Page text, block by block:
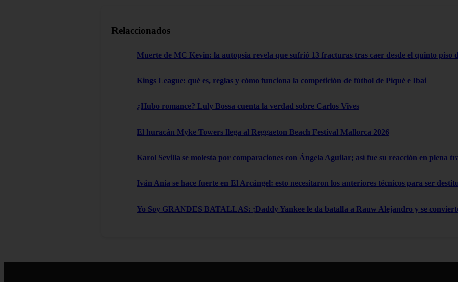
Relaccionados
Muerte de MC Kevin: la autopsia revela que sufrió 13 fracturas tras caer desde el quinto piso
Kings League: qué es, reglas y cómo funciona la competición de fútbol de Piqué e Ibai
¿Hubo romance? Luly Bossa cuenta la verdad sobre Carlos Vives
El huracán Myke Towers llega al Reggaeton Beach Festival Mallorca 2026
Karol Sevilla se molesta por comparaciones con Ángela Aguilar; así fue su reacción en plena
Iván Ania se hace fuerte en El Arcángel: esto necesitaron los anteriores técnicos para ser
Yo Soy GRANDES BATALLAS: ¡Daddy Yankee le da batalla a Rauw Alejandro y se